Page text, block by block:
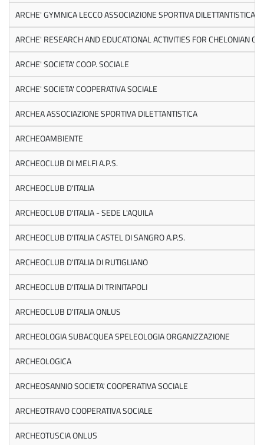
ARCHE' GYMNICA LECCO ASSOCIAZIONE SPORTIVA DILETTANTISTICA
ARCHE' RESEARCH AND EDUCATIONAL ACTIVITIES FOR CHELONIAN
ARCHE' SOCIETA' COOP. SOCIALE
ARCHE' SOCIETA' COOPERATIVA SOCIALE
ARCHEA ASSOCIAZIONE SPORTIVA DILETTANTISTICA
ARCHEOAMBIENTE
ARCHEOCLUB DI MELFI A.P.S.
ARCHEOCLUB D'ITALIA
ARCHEOCLUB D'ITALIA - SEDE L'AQUILA
ARCHEOCLUB D'ITALIA CASTEL DI SANGRO A.P.S.
ARCHEOCLUB D'ITALIA DI RUTIGLIANO
ARCHEOCLUB D'ITALIA DI TRINITAPOLI
ARCHEOCLUB D'ITALIA ONLUS
ARCHEOLOGIA SUBACQUEA SPELEOLOGIA ORGANIZZAZIONE
ARCHEOLOGICA
ARCHEOSANNIO SOCIETA' COOPERATIVA SOCIALE
ARCHEOTRAVO COOPERATIVA SOCIALE
ARCHEOTUSCIA ONLUS